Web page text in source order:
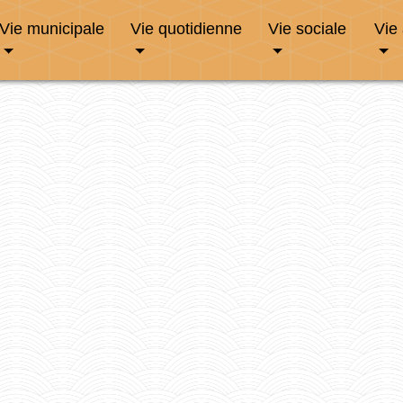
Vie municipale Vie quotidienne Vie sociale Vie